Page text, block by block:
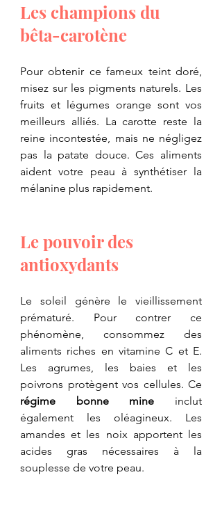
​Les champions du
bêta-carotène
​Pour obtenir ce fameux teint doré,
misez sur les pigments naturels. Les
fruits et légumes orange sont vos
meilleurs alliés. La carotte reste la
reine incontestée, mais ne négligez
pas la patate douce. Ces aliments
aident votre peau à synthétiser la
mélanine plus rapidement.
​Le pouvoir des
antioxydants
​Le soleil génère le vieillissement
prématuré. Pour contrer ce
phénomène, consommez des
aliments riches en vitamine C et E.
Les agrumes, les baies et les
régime bonne mine inclut
également les oléagineux. Les
amandes et les noix apportent les
acides gras nécessaires à la
souplesse de votre peau.